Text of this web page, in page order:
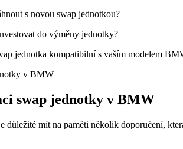
s novou swap jednotkou?
do výměny jednotky?
jednotka kompatibilní s vaším modelem
swap jednotky v BMW
mít na paměti několik doporučení,